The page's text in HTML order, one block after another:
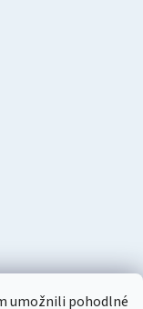
umožnili pohodlné